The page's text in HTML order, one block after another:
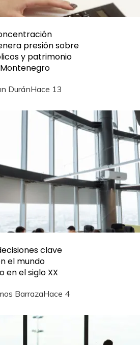
presión sobre
y patrimonio
DuránHace 13
clave
el mundo
en el siglo XX
BarrazaHace 4